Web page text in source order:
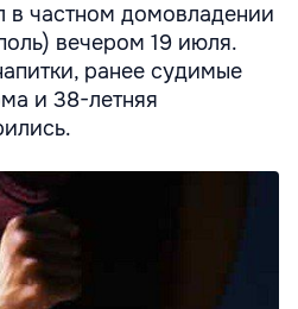
в частном домовладении
вечером 19 июля.
ранее судимые
и 38-летняя